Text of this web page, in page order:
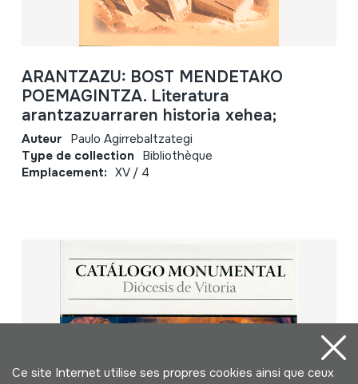
ARANTZAZU: BOST MENDETAKO
POEMAGINTZA. Literatura
arantzazuarraren historia xehea;
Auteur Paulo Agirrebaltzategi
Type de collection Bibliothèque
Emplacement: XV / 4
Ce site Internet utilise ses propres cookies ainsi que ceux